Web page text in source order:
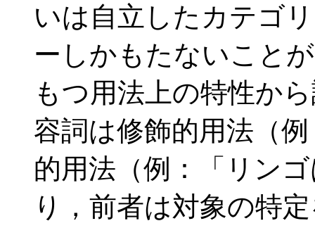
いは自立したカテゴ
ーしかもたないこと
もつ用法上の特性か
容詞は修飾的用法（
的用法（例：「リン
り，前者は対象の特